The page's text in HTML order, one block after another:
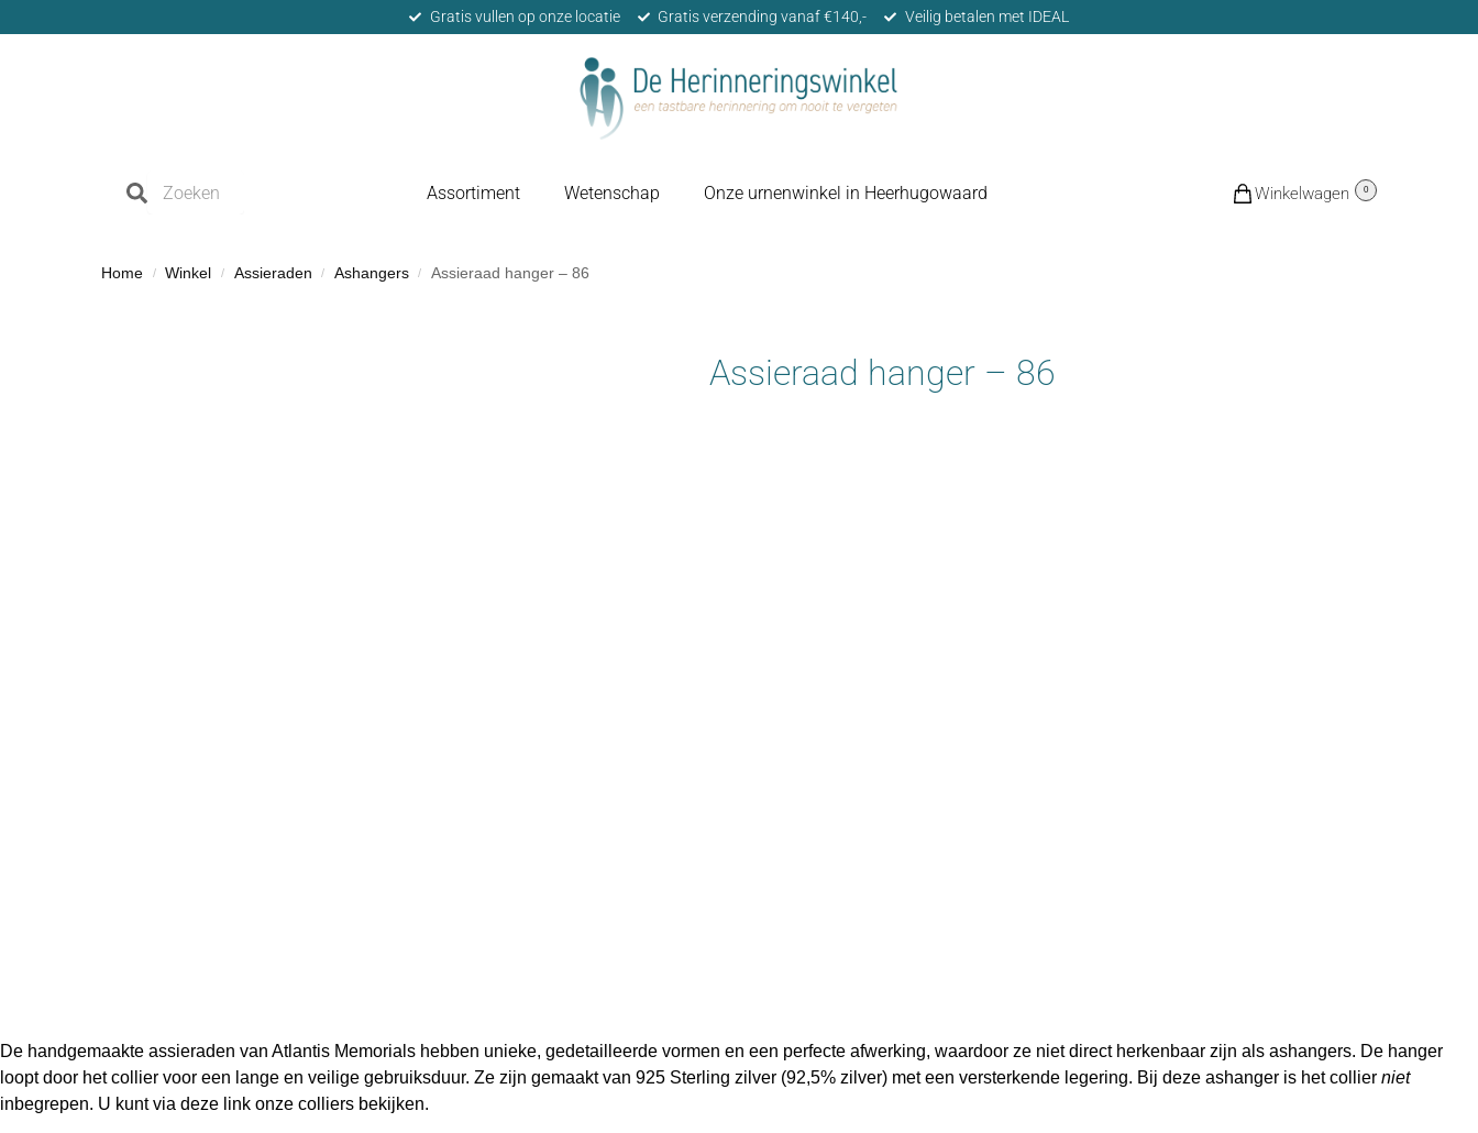
Gratis vullen op onze locatie Gratis verzending vanaf €140,- Veilig betalen met IDEAL
Assortiment Wetenschap Onze urnenwinkel in Heerhugowaard 0
Home / Winkel / Assieraden / Ashangers / Assieraad hanger – 86
Assieraad hanger – 86
De handgemaakte assieraden van Atlantis Memorials hebben unieke, gedetailleerde vormen en een perfecte afwerking, waardoor ze niet direct herkenbaar zijn als ashangers. De hanger
loopt door het collier voor een lange en veilige gebruiksduur. Ze zijn gemaakt van 925 Sterling zilver (92,5% zilver) met een versterkende legering. Bij deze ashanger is het collier niet
inbegrepen. U kunt via deze link onze colliers bekijken.